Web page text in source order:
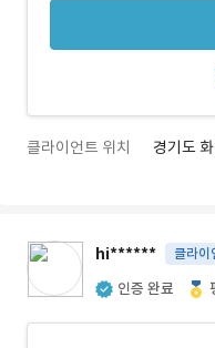
클라이언트 위치 경기도
hi****** 클라이
인증 완료